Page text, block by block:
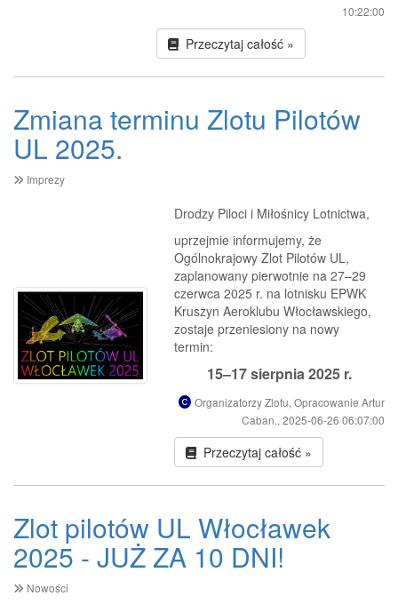
10:22:00
Przeczytaj całość »
Zmiana terminu Zlotu Pilotów
UL 2025.
Imprezy
Drodzy Piloci i Miłośnicy Lotnictwa,
uprzejmie informujemy, że
Ogólnokrajowy Zlot Pilotów UL,
zaplanowany pierwotnie na 27–29
czerwca 2025 r. na lotnisku EPWK
Kruszyn Aeroklubu Włocławskiego,
zostaje przeniesiony na nowy
termin:
15–17 sierpnia 2025 r.
Organizatorzy Zlotu, Opracowanie Artur
Caban., 2025-06-26 06:07:00
Przeczytaj całość »
Zlot pilotów UL Włocławek
2025 - JUŻ ZA 10 DNI!
Nowości